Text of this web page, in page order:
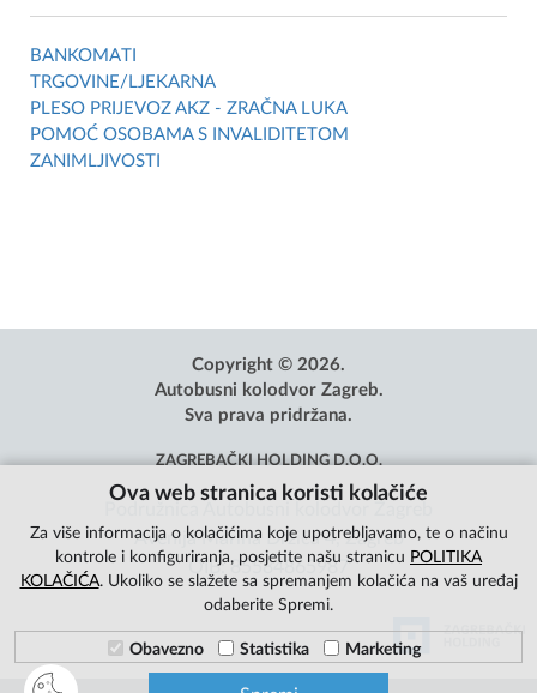
BANKOMATI
TRGOVINE/LJEKARNA
PLESO PRIJEVOZ AKZ - ZRAČNA LUKA
POMOĆ OSOBAMA S INVALIDITETOM
ZANIMLJIVOSTI
Copyright © 2026.
Autobusni kolodvor Zagreb.
Sva prava pridržana.
ZAGREBAČKI HOLDING D.O.O.
Avenija Marina Držića 4, Zagreb
OIB: 85584865987
Ova web stranica koristi kolačiće
Za više informacija o kolačićima koje upotrebljavamo, te o načinu
kontrole i konfiguriranja, posjetite našu stranicu POLITIKA
KOLAČIĆA. Ukoliko se slažete sa spremanjem kolačića na vaš uređaj
odaberite Spremi.
Obavezno Statistika Marketing